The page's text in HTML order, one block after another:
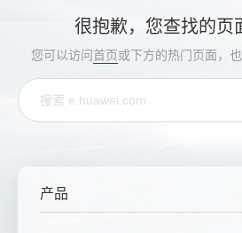
很抱歉，您查找的页
您可以访问首页或下方的热门页面，
产品